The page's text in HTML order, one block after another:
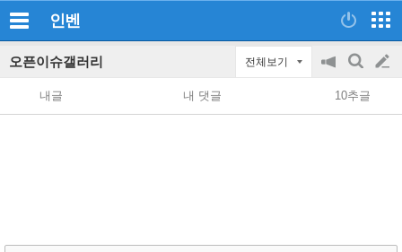
인벤
오픈이슈갤러리 전체보기
공
지
on/off
검
색
글
쓰
내글 내 댓글 10추글